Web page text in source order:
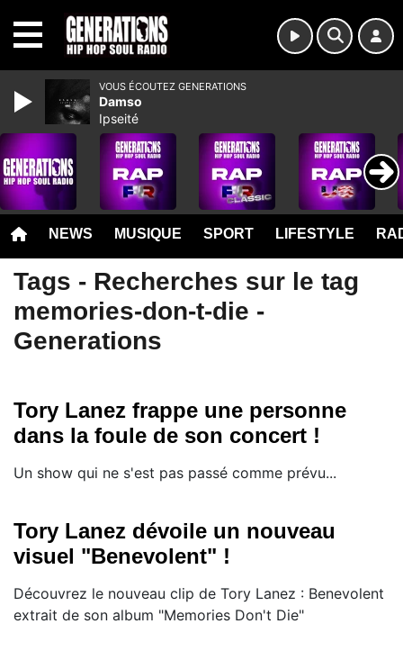
NEWS MUSIQUE SPORT LIFESTYLE
Tags - Recherches sur le tag
memories-don-t-die -
Generations
Tory Lanez frappe une personne
dans la foule de son concert !
Un show qui ne s'est pas passé comme prévu...
Tory Lanez dévoile un nouveau
visuel "Benevolent" !
Découvrez le nouveau clip de Tory Lanez : Benevolent
extrait de son album "Memories Don't Die"
VOUS ÉCOUTEZ GENERATIONS
Damso
Ipseité